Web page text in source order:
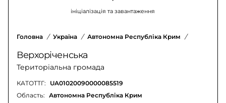
ініціалізація та завантаження
Головна / Україна / Автономна Республіка Крим /
Верхоріченська
Територіальна громада
КАТОТТГ: UA01020090000085519
Область: Автономна Республіка Крим